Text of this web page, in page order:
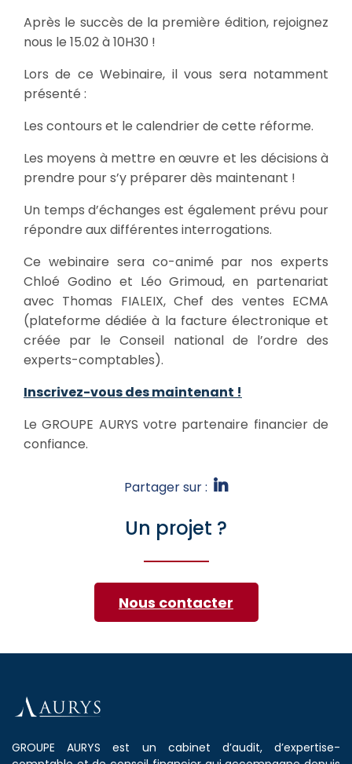
Après le succès de la première édition, rejoignez
nous le 15.02 à 10H30 !
Lors de ce Webinaire, il vous sera notamment
présenté :
Les contours et le calendrier de cette réforme.
Les moyens à mettre en œuvre et les décisions à
prendre pour s’y préparer dès maintenant !
Un temps d’échanges est également prévu pour
répondre aux différentes interrogations.
Ce webinaire sera co-animé par nos experts
Chloé Godino et Léo Grimoud, en partenariat
avec Thomas FIALEIX, Chef des ventes ECMA
(plateforme dédiée à la facture électronique et
créée par le Conseil national de l’ordre des
experts-comptables).
Inscrivez-vous des maintenant !
Le GROUPE AURYS votre partenaire financier de
confiance.
Partager sur :
Un projet ?
Nous contacter
GROUPE AURYS est un cabinet d’audit, d’expertise-